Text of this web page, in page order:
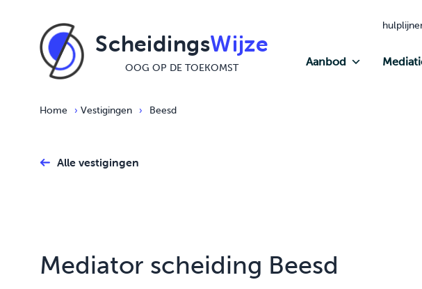
ScheidingsWijze
OOG OP DE TOEKOMST Aanbod
Home › Vestigingen › Beesd
Alle vestigingen
Mediator scheiding Beesd